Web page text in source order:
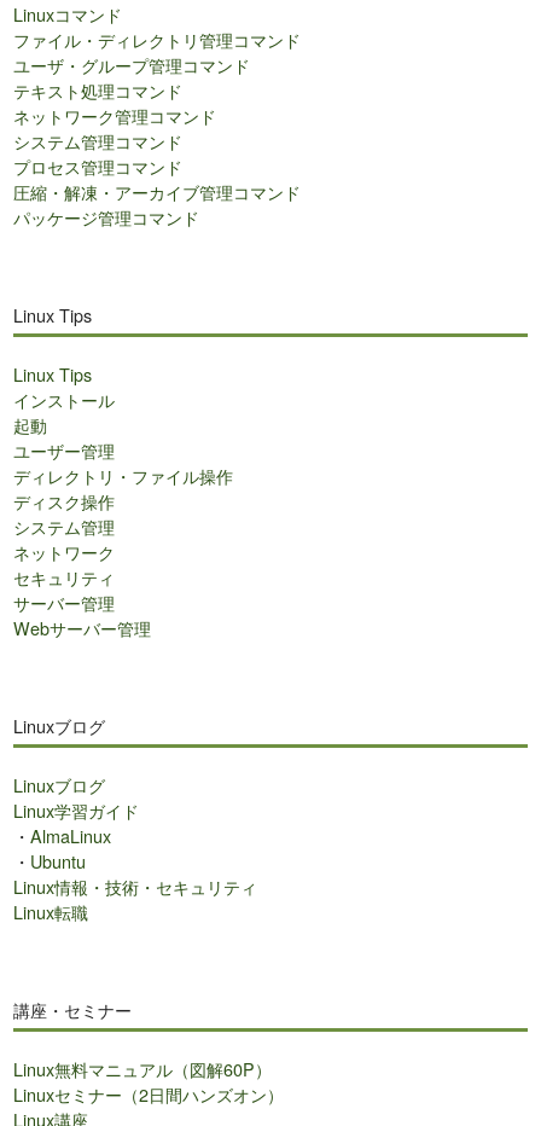
索
Linuxコマンド
ファイル・ディレクトリ管理コマンド
ユーザ・グループ管理コマンド
テキスト処理コマンド
ネットワーク管理コマンド
システム管理コマンド
プロセス管理コマンド
圧縮・解凍・アーカイブ管理コマンド
パッケージ管理コマンド
Linux Tips
Linux Tips
インストール
起動
ユーザー管理
ディレクトリ・ファイル操作
ディスク操作
システム管理
ネットワーク
セキュリティ
サーバー管理
Webサーバー管理
Linuxブログ
Linuxブログ
Linux学習ガイド
・AlmaLinux
・ Ubuntu
Linux情報・技術・セキュリティ
Linux転職
講座・セミナー
Linux無料マニュアル（図解60P）
Linuxセミナー（2日間ハンズオン）
Linux講座